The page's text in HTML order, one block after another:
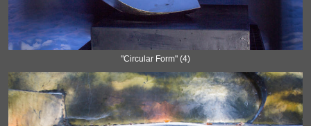
"Circular Form" (4)